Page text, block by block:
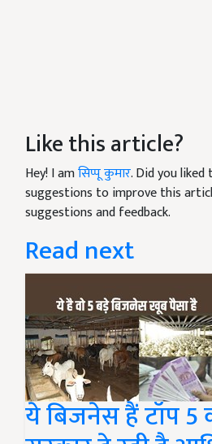
Like this article?
Hey! I amसिप्पू कुमार. Did you
suggestions to improve this
suggestions and feedback.
Read next
ये बिजनेस हैं टॉप 5